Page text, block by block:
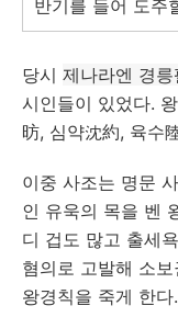
반기를 들어 도주
당시 제나라엔 경
시인들이 있었다.
昉, 심약沈約, 육수
이중 사조는 명문
인 유욱의 목을 벤
디 겁도 많고 출세
혐의로 고발해 소
왕경칙을 죽게 한다.